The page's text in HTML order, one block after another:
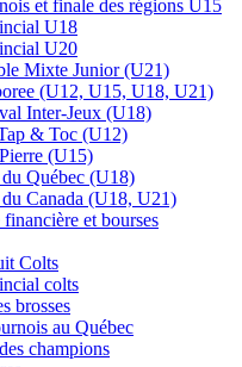
et finale des régions U15
U18
U20
Mixte Junior (U21)
(U12, U15, U18, U21)
Inter-Jeux (U18)
& Toc (U12)
(U15)
Québec (U18)
du Canada (U18, U21)
et bourses
Colts
colts
brosses
au Québec
champions